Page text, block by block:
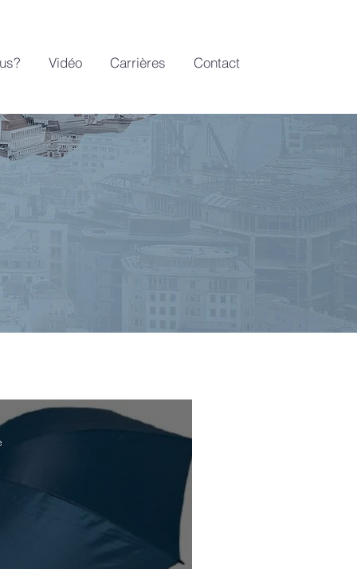
Vidéo Carrières Contact